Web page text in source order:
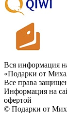
Вся информация
«Подарки от
Все права
Информация на
офертой
© Подарки от